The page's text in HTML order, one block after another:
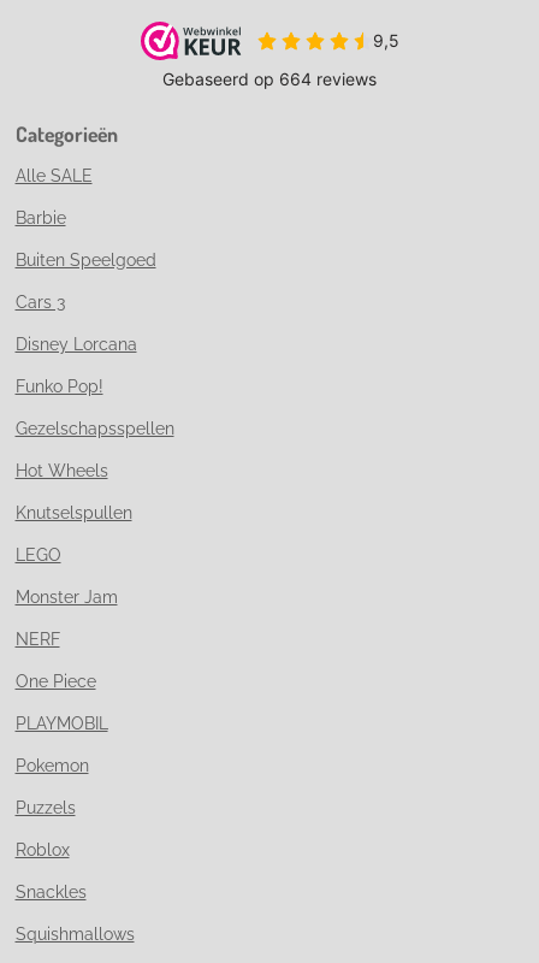
Categorieën
Alle SALE
Barbie
Buiten Speelgoed
Cars 3
Disney Lorcana
Funko Pop!
Gezelschapsspellen
Hot Wheels
Knutselspullen
LEGO
Monster Jam
NERF
One Piece
PLAYMOBIL
Pokemon
Puzzels
Roblox
Snackles
Squishmallows